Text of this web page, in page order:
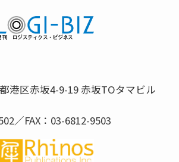
港区赤坂4-9-19 赤坂TOタマビル
／FAX：03-6812-9503